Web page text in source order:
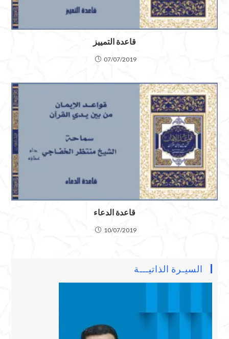
قاعدة التمييز
07/07/2019
قاعدة الدعاء
10/07/2019
السيـرة الذاتيـــة